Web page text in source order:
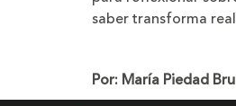
saber transforma
Por: María Piedad